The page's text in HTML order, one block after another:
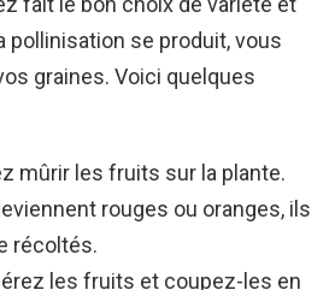
se produit, vous
graines. Voici quelques
mûrir les fruits sur la plante.
rouges ou oranges, ils
récoltés.
les fruits et coupez-les en